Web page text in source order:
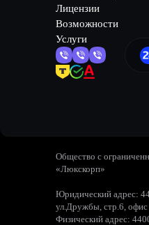
Лицензии
Возможности
Услуги
Общество с
«Люкскорп»
Юридический адрес:
ул.Дружбы, стр.6, офис
Физический адрес: